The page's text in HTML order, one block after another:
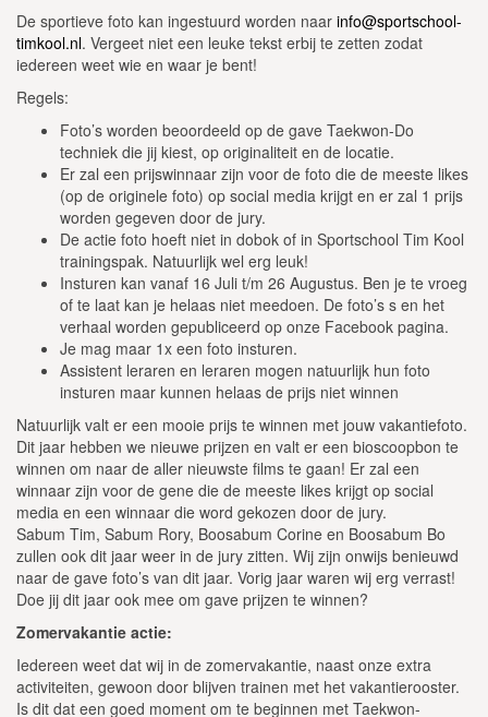
De sportieve foto kan ingestuurd worden naar info@sportschool-
timkool.nl. Vergeet niet een leuke tekst erbij te zetten zodat
iedereen weet wie en waar je bent!
Regels:
Foto’s worden beoordeeld op de gave Taekwon-Do
techniek die jij kiest, op originaliteit en de locatie.
Er zal een prijswinnaar zijn voor de foto die de meeste likes
(op de originele foto) op social media krijgt en er zal 1 prijs
worden gegeven door de jury.
De actie foto hoeft niet in dobok of in Sportschool Tim Kool
trainingspak. Natuurlijk wel erg leuk!
Insturen kan vanaf 16 Juli t/m 26 Augustus. Ben je te vroeg
of te laat kan je helaas niet meedoen. De foto’s s en het
verhaal worden gepubliceerd op onze Facebook pagina.
Je mag maar 1x een foto insturen.
Assistent leraren en leraren mogen natuurlijk hun foto
insturen maar kunnen helaas de prijs niet winnen
Natuurlijk valt er een mooie prijs te winnen met jouw vakantiefoto.
Dit jaar hebben we nieuwe prijzen en valt er een bioscoopbon te
winnen om naar de aller nieuwste films te gaan! Er zal een
winnaar zijn voor de gene die de meeste likes krijgt op social
media en een winnaar die word gekozen door de jury.
Sabum Tim, Sabum Rory, Boosabum Corine en Boosabum Bo
zullen ook dit jaar weer in de jury zitten. Wij zijn onwijs benieuwd
naar de gave foto’s van dit jaar. Vorig jaar waren wij erg verrast!
Doe jij dit jaar ook mee om gave prijzen te winnen?
Zomervakantie actie:
Iedereen weet dat wij in de zomervakantie, naast onze extra
activiteiten, gewoon door blijven trainen met het vakantierooster.
Is dit dat een goed moment om te beginnen met Taekwon-